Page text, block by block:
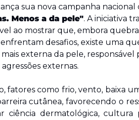
sua nova campanha nacional
Menos a da pele". A iniciativa
ao mostrar que, embora
desafios, existe uma
mais externa da pele,
externas.
fatores como frio, vento, baixa
cutânea, favorecendo o
ciência dermatológica,